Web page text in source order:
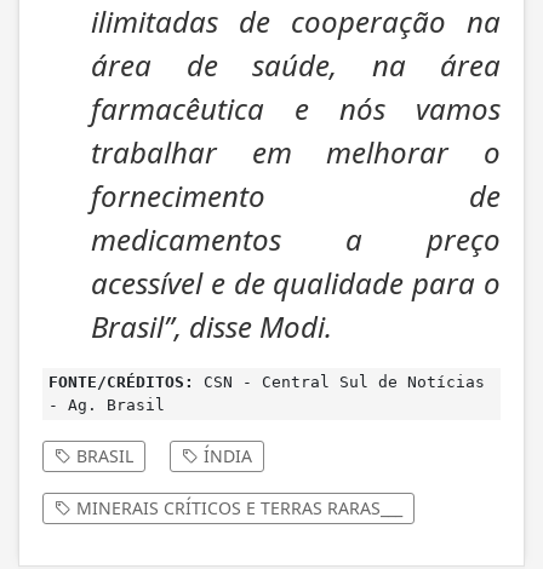
ilimitadas de cooperação na
área de saúde, na área
farmacêutica e nós vamos
trabalhar em melhorar o
fornecimento de
medicamentos a preço
acessível e de qualidade para o
Brasil”, disse Modi.
FONTE/CRÉDITOS:
CSN - Central Sul de Notícias
- Ag. Brasil
BRASIL ÍNDIA
MINERAIS CRÍTICOS E TERRAS RARAS___